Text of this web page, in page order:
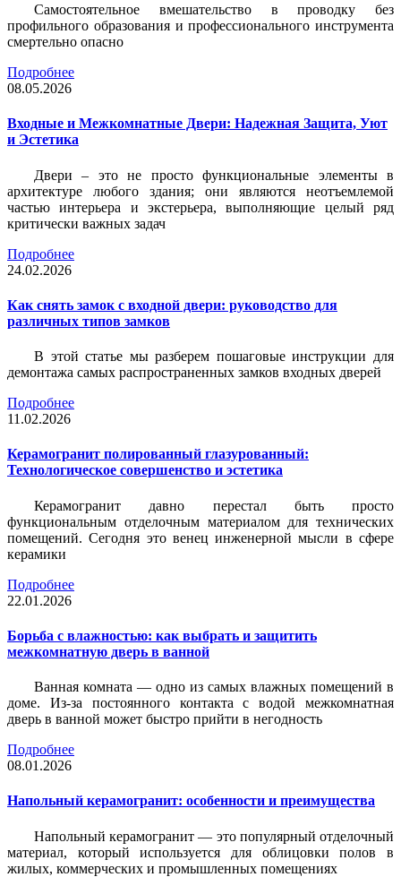
Самостоятельное вмешательство в проводку без
профильного образования и профессионального инструмента
смертельно опасно
Подробнее
08.05.2026
Входные и Межкомнатные Двери: Надежная Защита, Уют
и Эстетика
Двери – это не просто функциональные элементы в
архитектуре любого здания; они являются неотъемлемой
частью интерьера и экстерьера, выполняющие целый ряд
критически важных задач
Подробнее
24.02.2026
Как снять замок с входной двери: руководство для
различных типов замков
В этой статье мы разберем пошаговые инструкции для
демонтажа самых распространенных замков входных дверей
Подробнее
11.02.2026
Керамогранит полированный глазурованный:
Технологическое совершенство и эстетика
Керамогранит давно перестал быть просто
функциональным отделочным материалом для технических
помещений. Сегодня это венец инженерной мысли в сфере
керамики
Подробнее
22.01.2026
Борьба с влажностью: как выбрать и защитить
межкомнатную дверь в ванной
Ванная комната — одно из самых влажных помещений в
доме. Из-за постоянного контакта с водой межкомнатная
дверь в ванной может быстро прийти в негодность
Подробнее
08.01.2026
Напольный керамогранит: особенности и преимущества
Напольный керамогранит — это популярный отделочный
материал, который используется для облицовки полов в
жилых, коммерческих и промышленных помещениях